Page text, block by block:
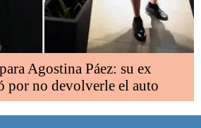
Agostina Páez: su ex
por no devolverle el auto